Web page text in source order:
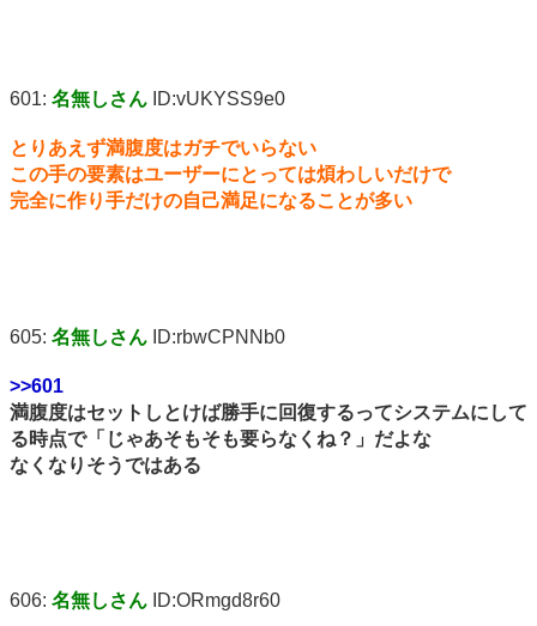
601: 名無しさん ID:vUKYSS9e0
とりあえず満腹度はガチでいらない
この手の要素はユーザーにとっては煩わしいだけで
完全に作り手だけの自己満足になることが多い
605: 名無しさん ID:rbwCPNNb0
>>601
満腹度はセットしとけば勝手に回復するってシステムにして
る時点で「じゃあそもそも要らなくね？」だよな
なくなりそうではある
606: 名無しさん ID:ORmgd8r60